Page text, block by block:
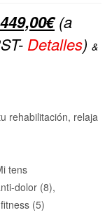
El
precio
649,99€.
449,00€El
precio
449,00€.
(a
Detalles) &
rehabilitación, relaja
tens
dolor (8),
(5)